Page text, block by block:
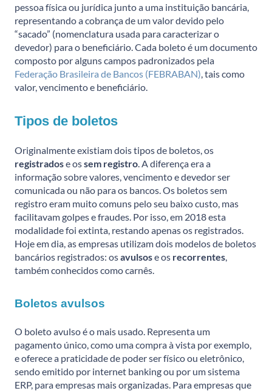
pessoa física ou jurídica junto a uma instituição bancária,
representando a cobrança de um valor devido pelo
“sacado” (nomenclatura usada para caracterizar o
devedor) para o beneficiário. Cada boleto é um documento
composto por alguns campos padronizados pela
Federação Brasileira de Bancos (FEBRABAN), tais como
valor, vencimento e beneficiário.
Tipos de boletos
Originalmente existiam dois tipos de boletos, os
registradose ossem registro. A diferença era a
informação sobre valores, vencimento e devedor ser
comunicada ou não para os bancos. Os boletos sem
registro eram muito comuns pelo seu baixo custo, mas
facilitavam golpes e fraudes. Por isso, em 2018 esta
modalidade foi extinta, restando apenas os registrados.
Hoje em dia, as empresas utilizam dois modelos de boletos
bancários registrados: osavulsose os recorrentes,
também conhecidos como carnês.
Boletos avulsos
O boleto avulso é o mais usado. Representa um
pagamento único, como uma compra à vista por exemplo,
e oferece a praticidade de poder ser físico ou eletrônico,
sendo emitido por internet banking ou por um sistema
ERP, para empresas mais organizadas. Para empresas que